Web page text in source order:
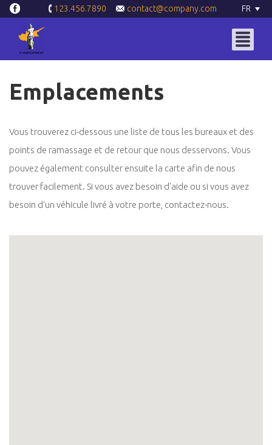
FR
123.456.7890 contact@company.com
Emplacements
Vous trouverez ci-dessous une liste de tous les bureaux et des
points de ramassage et de retour que nous desservons. Vous
pouvez également consulter ensuite la carte afin de nous
trouver facilement. Si vous avez besoin d'aide ou si vous avez
besoin d'un véhicule livré à votre porte, contactez-nous.